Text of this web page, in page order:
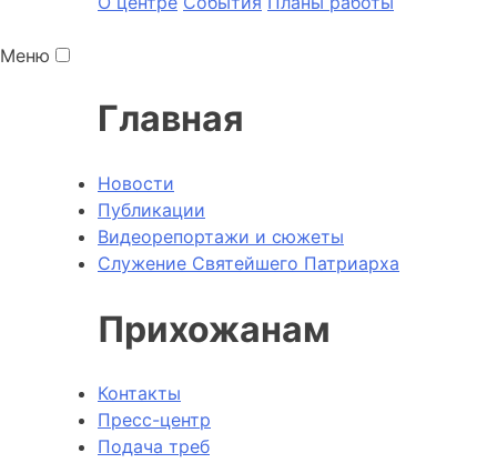
Меню
Главная
Новости
Публикации
Видеорепортажи и сюжеты
Служение Святейшего Патриарха
Прихожанам
Контакты
Пресс-центр
Подача треб